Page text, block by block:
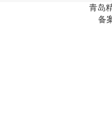
青岛
备